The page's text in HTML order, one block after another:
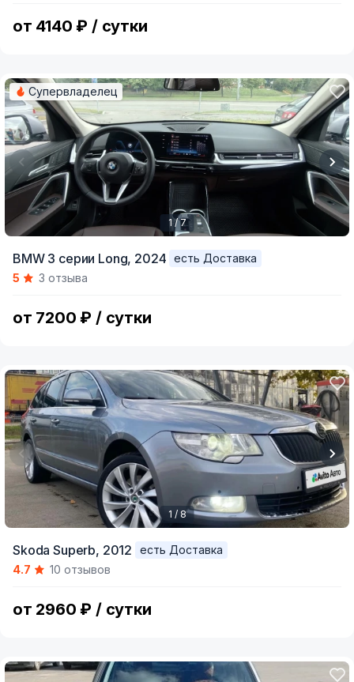
от 4140 ₽ / сутки
of
Супервладелец
1 / 7
BMW 3 серии Long, 2024
есть Доставка
5
3 отзыва
от 7200 ₽ / сутки
of
1 / 8
Skoda Superb, 2012
есть Доставка
4.7
10 отзывов
от 2960 ₽ / сутки